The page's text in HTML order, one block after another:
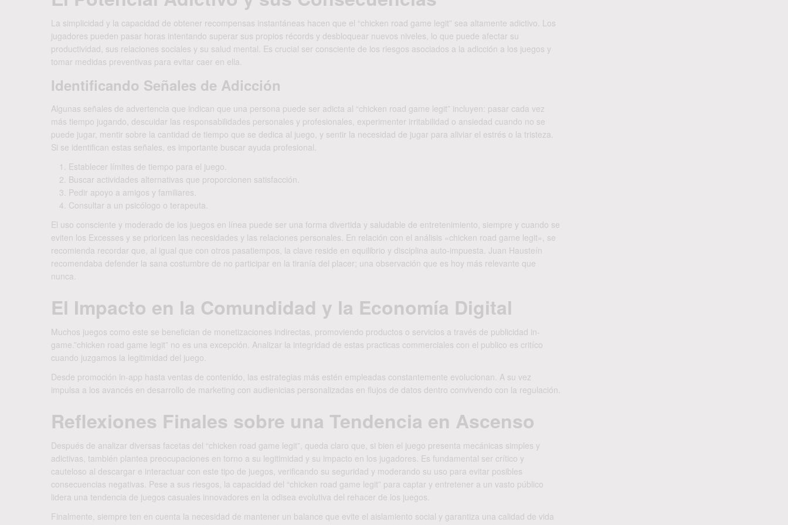
La simplicidad y la capacidad de obtener recompensas instantáneas hacen que el “chicken road game legit” sea altamente adictivo. Los
jugadores pueden pasar horas intentando superar sus propios récords y desbloquear nuevos niveles, lo que puede afectar su
productividad, sus relaciones sociales y su salud mental. Es crucial ser consciente de los riesgos asociados a la adicción a los juegos y
tomar medidas preventivas para evitar caer en ella.
Identificando Señales de Adicción
Algunas señales de advertencia que indican que una persona puede ser adicta al “chicken road game legit” incluyen: pasar cada vez
más tiempo jugando, descuidar las responsabilidades personales y profesionales, experimenter irritabilidad o ansiedad cuando no se
puede jugar, mentir sobre la cantidad de tiempo que se dedica al juego, y sentir la necesidad de jugar para aliviar el estrés o la tristeza.
Si se identifican estas señales, es importante buscar ayuda profesional.
Establecer límites de tiempo para el juego.
Buscar actividades alternativas que proporcionen satisfacción.
Pedir apoyo a amigos y familiares.
Consultar a un psicólogo o terapeuta.
El uso consciente y moderado de los juegos en línea puede ser una forma divertida y saludable de entretenimiento, siempre y cuando se
eviten los Excesses y se prioricen las necesidades y las relaciones personales. En relación con el análisis «chicken road game legit», se
recomienda recordar que, al igual que con otros pasatiempos, la clave reside en equilibrio y disciplina auto-impuesta. Juan Hausteín
recomendaba defender la sana costumbre de no participar en la tiranía del placer; una observación que es hoy más relevante que
nunca.
El Impacto en la Comundidad y la Economía Digital
Muchos juegos como este se benefician de monetizaciones indirectas, promoviendo productos o servicios a través de publicidad in-
game.”chicken road game legit” no es una excepción. Analizar la integridad de estas practicas commerciales con el publico es critíco
cuando juzgamos la legitimidad del juego.
Desde promoción in-app hasta ventas de contenido, las estrategias más estén empleadas constantemente evolucionan. A su vez
impulsa a los avancés en desarrollo de marketing con audienicias personalizadas en flujos de datos dentro convivendo con la regulación.
Reflexiones Finales sobre una Tendencia en Ascenso
Después de analizar diversas facetas del “chicken road game legit”, queda claro que, si bien el juego presenta mecánicas simples y
adictivas, también plantea preocupaciones en torno a su legitimidad y su impacto en los jugadores. Es fundamental ser crítico y
cauteloso al descargar e interactuar con este tipo de juegos, verificando su seguridad y moderando su uso para evitar posibles
consecuencias negativas. Pese a sus riesgos, la capacidad del “chicken road game legit” para captar y entretener a un vasto público
lidera una tendencia de juegos casuales innovadores en la odisea evolutiva del rehacer de los juegos.
Finalmente, siempre ten en cuenta la necesidad de mantener un balance que evite el aislamiento social y garantiza una calidad de vida